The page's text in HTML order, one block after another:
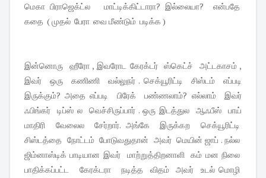
மெகா பிராஜெக்ட்ல மாட்டிக்கிட்டாரா? இல்லையா? என்பதே
கதை ( முதல் பேரா வை மீண்டும் படிக்க )
இன்னொரு ஹீரோ , இவரோட கேரக்டர் ஸ்கெட்ச் அட்டகாசம் ,
இவர் ஒரு கணிணி வல்லுநர் . செக்யூரிட்டி சிஸ்டம் எப்படி
இருக்கும்? அதை எப்படி பிரேக் பண்ணலாம்? எல்லாம் இவர்
ஃபிங்கர் டிப்ஸ் ல வெச்சிருப்பார் . ஒரு இடத்துல ஆஃபீஸ் பாய்
மாதிரி வேலைல சேர்றார். அங்கே இருக்கற செக்யூரிட்டி
சிஸ்டத்தை நோட்டம் போடுவதுதான் அவர் மெயின் ஜாப் . நல்ல
ஜிம்னாஸ்டிக் பாடியான இவர் மாற்றுத்திறனாளி கம் மன நிலை
பாதிக்கப்பட்ட கேரக்டரா நடித்த விதம் அவர் உடல் மொழி